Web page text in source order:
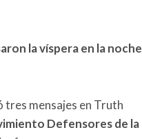
la víspera en la noche
tres mensajes en Truth
Defensores de la